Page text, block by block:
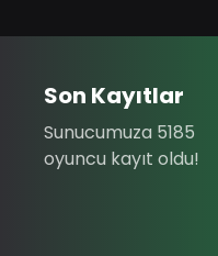
Son Kayıtlar
Sunucumuza 5185
oyuncu kayıt oldu!